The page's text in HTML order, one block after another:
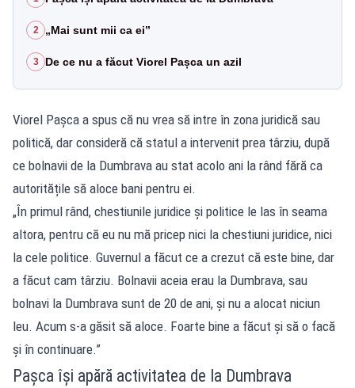
2 „Mai sunt mii ca ei”
3 De ce nu a făcut Viorel Pașca un azil
Viorel Pașca a spus că nu vrea să intre în zona juridică sau
politică, dar consideră că statul a intervenit prea târziu, după
ce bolnavii de la Dumbrava au stat acolo ani la rând fără ca
autoritățile să aloce bani pentru ei.
„În primul rând, chestiunile juridice și politice le las în seama
altora, pentru că eu nu mă pricep nici la chestiuni juridice, nici
la cele politice. Guvernul a făcut ce a crezut că este bine, dar
a făcut cam târziu. Bolnavii aceia erau la Dumbrava, sau
bolnavi la Dumbrava sunt de 20 de ani, și nu a alocat niciun
leu. Acum s-a găsit să aloce. Foarte bine a făcut și să o facă
și în continuare.”
Pașca își apără activitatea de la Dumbrava